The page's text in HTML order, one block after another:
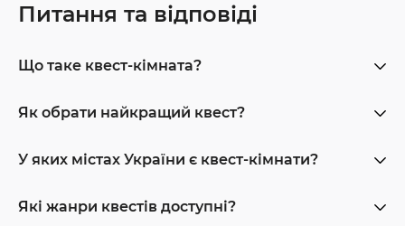
Питання та відповіді
Що таке квест-кімната?
Як обрати найкращий квест?
У яких містах України є квест-кімнати?
Які жанри квестів доступні?